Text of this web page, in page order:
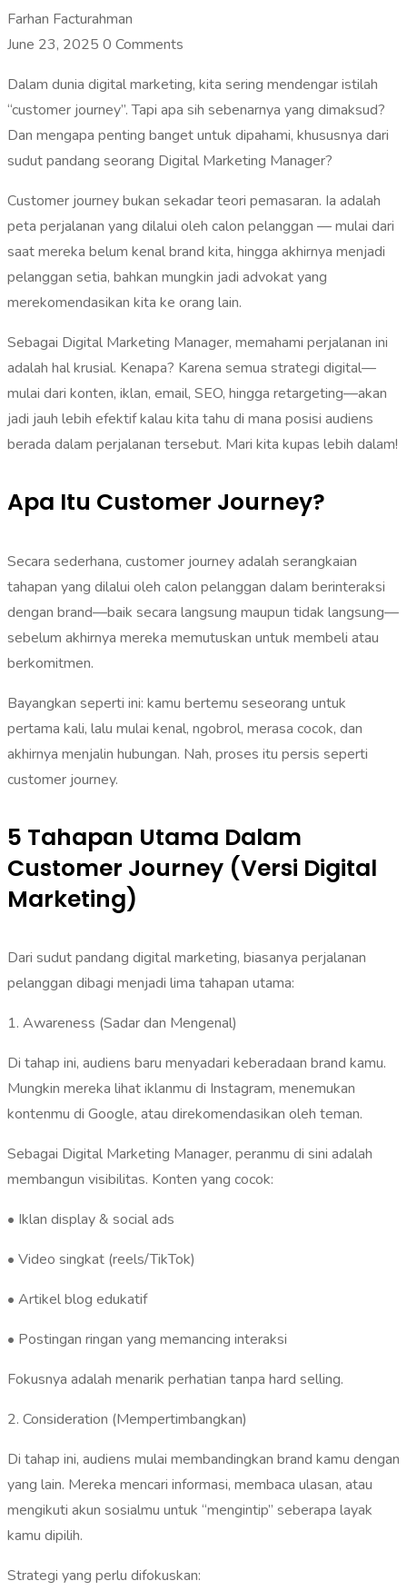
Farhan Facturahman
June 23, 2025 0 Comments
Dalam dunia digital marketing, kita sering mendengar istilah
“customer journey”. Tapi apa sih sebenarnya yang dimaksud?
Dan mengapa penting banget untuk dipahami, khususnya dari
sudut pandang seorang Digital Marketing Manager?
Customer journey bukan sekadar teori pemasaran. Ia adalah
peta perjalanan yang dilalui oleh calon pelanggan — mulai dari
saat mereka belum kenal brand kita, hingga akhirnya menjadi
pelanggan setia, bahkan mungkin jadi advokat yang
merekomendasikan kita ke orang lain.
Sebagai Digital Marketing Manager, memahami perjalanan ini
adalah hal krusial. Kenapa? Karena semua strategi digital—
mulai dari konten, iklan, email, SEO, hingga retargeting—akan
jadi jauh lebih efektif kalau kita tahu di mana posisi audiens
berada dalam perjalanan tersebut. Mari kita kupas lebih dalam!
Apa Itu Customer Journey?
Secara sederhana, customer journey adalah serangkaian
tahapan yang dilalui oleh calon pelanggan dalam berinteraksi
dengan brand—baik secara langsung maupun tidak langsung—
sebelum akhirnya mereka memutuskan untuk membeli atau
berkomitmen.
Bayangkan seperti ini: kamu bertemu seseorang untuk
pertama kali, lalu mulai kenal, ngobrol, merasa cocok, dan
akhirnya menjalin hubungan. Nah, proses itu persis seperti
customer journey.
5 Tahapan Utama Dalam
Customer Journey (Versi Digital
Marketing)
Dari sudut pandang digital marketing, biasanya perjalanan
pelanggan dibagi menjadi lima tahapan utama:
1. Awareness (Sadar dan Mengenal)
Di tahap ini, audiens baru menyadari keberadaan brand kamu.
Mungkin mereka lihat iklanmu di Instagram, menemukan
kontenmu di Google, atau direkomendasikan oleh teman.
Sebagai Digital Marketing Manager, peranmu di sini adalah
membangun visibilitas. Konten yang cocok:
• Iklan display & social ads
• Video singkat (reels/TikTok)
• Artikel blog edukatif
• Postingan ringan yang memancing interaksi
Fokusnya adalah menarik perhatian tanpa hard selling.
2. Consideration (Mempertimbangkan)
Di tahap ini, audiens mulai membandingkan brand kamu dengan
yang lain. Mereka mencari informasi, membaca ulasan, atau
mengikuti akun sosialmu untuk “mengintip” seberapa layak
kamu dipilih.
Strategi yang perlu difokuskan: